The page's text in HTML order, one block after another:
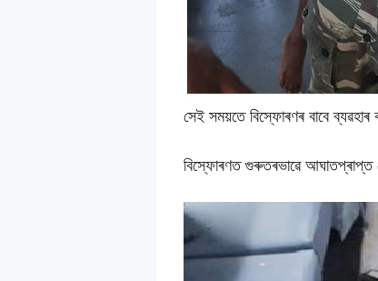
সেই সময়তে বিস্ফােৰণৰ বাবে
বিস্ফোৰণত গুৰুতৰভাৱে আঘাতপ্ৰাপ্ত